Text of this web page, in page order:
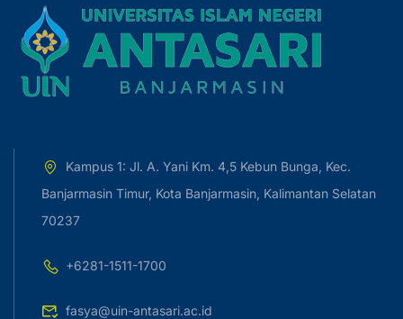
Kampus 1: Jl. A. Yani Km. 4,5 Kebun Bunga, Kec.
Banjarmasin Timur, Kota Banjarmasin, Kalimantan Selatan
70237
+6281-1511-1700
fasya@uin-antasari.ac.id